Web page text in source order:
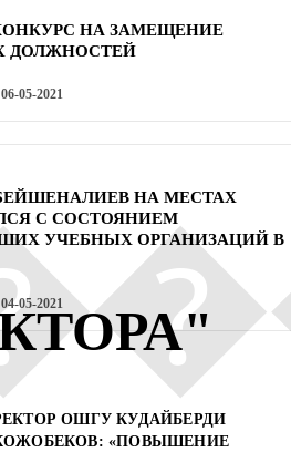
НА ЗАМЕЩЕНИЕ
ДОЛЖНОСТЕЙ
06-05-2021
НА МЕСТАХ
С СОСТОЯНИЕМ
УЧЕБНЫХ ОРГАНИЗАЦИЙ В
04-05-2021
ОШГУ КУДАЙБЕРДИ
«ПОВЫШЕНИЕ